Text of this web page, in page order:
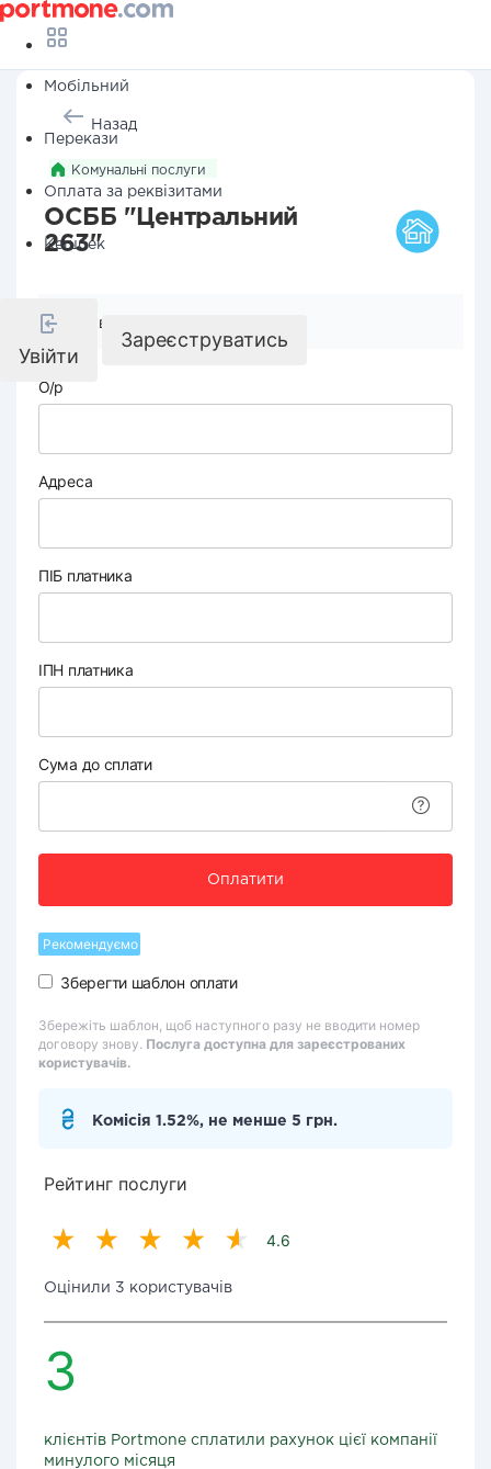
Мобільний
Перекази
Оплата за реквізитами
Кешбек
Увійти
Зареєструватись
Назад
Комунальні послуги
ОСББ "Центральний
263"
Реквізити компанії
О/р
Адреса
ПІБ платника
ІПН платника
Сума до сплати
Оплатити
Рекомендуємо
Зберегти шаблон оплати
Збережіть шаблон, щоб наступного разу не вводити номер
договору знову. Послуга доступна для зареєстрованих
користувачів.
Комісія 1.52%, не менше 5 грн.
Рейтинг послуги
4.6
Оцінили 3 користувачів
3
клієнтів Portmone сплатили рахунок цієї компанії
минулого місяця